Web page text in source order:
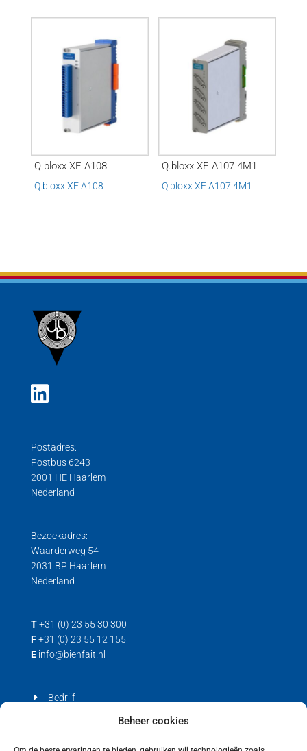
Beheer cookies
Q.bloxx XE A108
Q.bloxx XE A108
Q.bloxx XE A107 4M1
Q.bloxx XE A107 4M1
Postadres:
Postbus 6243
2001 HE Haarlem
Nederland
Bezoekadres:
Waarderweg 54
2031 BP Haarlem
Nederland
T +31 (0) 23 55 30 300
F +31 (0) 23 55 12 155
E info@bienfait.nl
Bedrijf